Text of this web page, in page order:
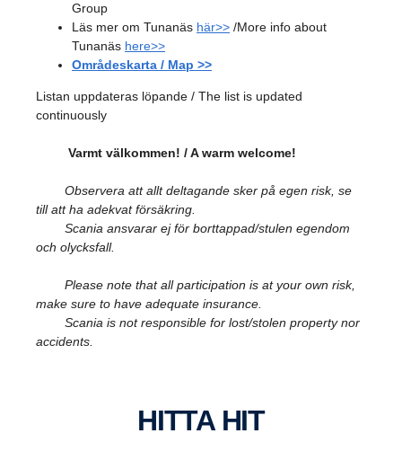
Group
Läs mer om Tunanäs här>> /More info about
Tunanäs here>>
Områdeskarta / Map >>
Listan uppdateras löpande / The list is updated
continuously
Varmt välkommen! / A warm welcome!
Observera att allt deltagande sker på egen risk, se
till att ha adekvat försäkring.
Scania ansvarar ej för borttappad/stulen egendom
och olycksfall.
Please note that all participation is at your own risk,
make sure to have adequate insurance.
Scania is not responsible for lost/stolen property nor
accidents.
HITTA HIT